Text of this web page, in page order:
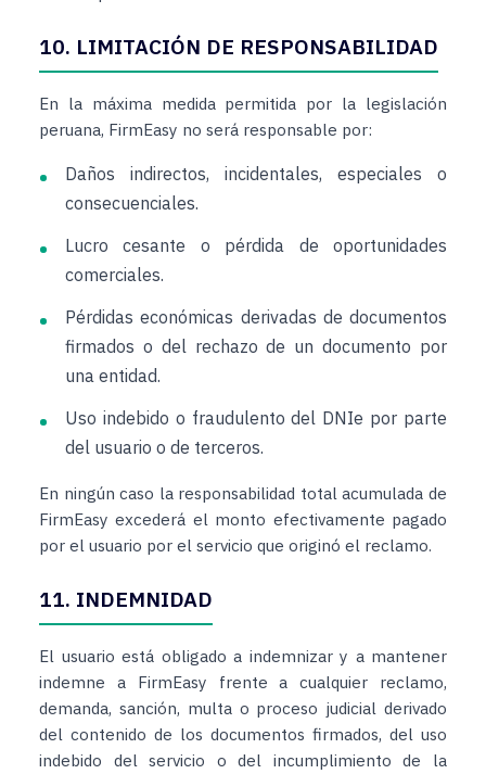
10. LIMITACIÓN DE RESPONSABILIDAD
En la máxima medida permitida por la legislación
peruana, FirmEasy no será responsable por:
Daños indirectos, incidentales, especiales o
consecuenciales.
Lucro cesante o pérdida de oportunidades
comerciales.
Pérdidas económicas derivadas de documentos
firmados o del rechazo de un documento por
una entidad.
Uso indebido o fraudulento del DNIe por parte
del usuario o de terceros.
En ningún caso la responsabilidad total acumulada de
FirmEasy excederá el monto efectivamente pagado
por el usuario por el servicio que originó el reclamo.
11. INDEMNIDAD
El usuario está obligado a indemnizar y a mantener
indemne a FirmEasy frente a cualquier reclamo,
demanda, sanción, multa o proceso judicial derivado
del contenido de los documentos firmados, del uso
indebido del servicio o del incumplimiento de la